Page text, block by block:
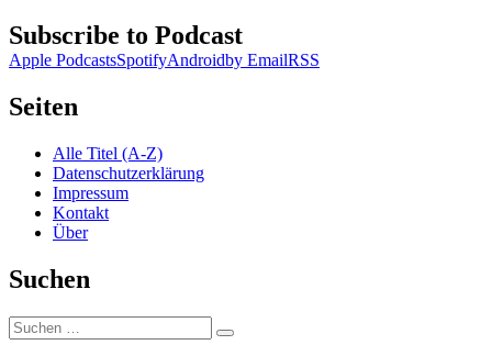
Subscribe to Podcast
Apple PodcastsSpotifyAndroidby EmailRSS
Seiten
Alle Titel (A-Z)
Datenschutzerklärung
Impressum
Kontakt
Über
Suchen
Suchen
nach:
Suchen